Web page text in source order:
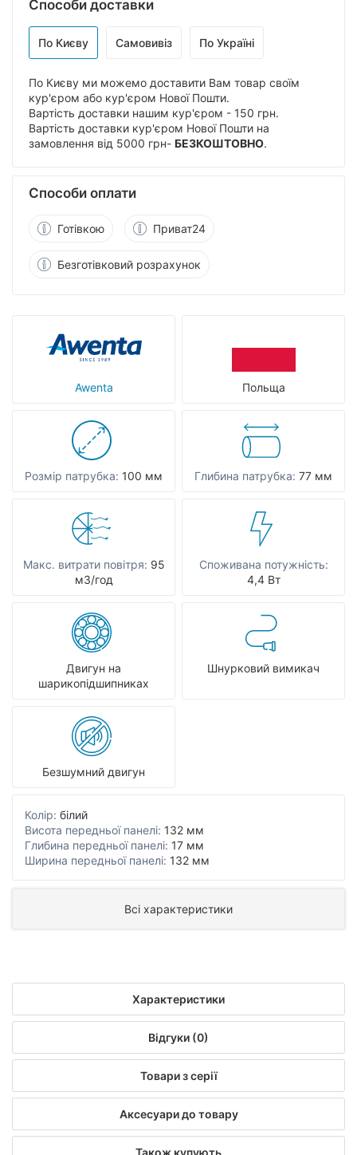
Awenta Польща
Розмір патрубка: 100 мм Глибина патрубка: 77 мм
Макс. витрати повітря: 95
мЗ/год
Споживана потужність:
4,4 Вт
Двигун на
шарикопідшипниках
Шнурковий вимикач
Безшумний двигун
Колір: білий
Висота передньої панелі: 132 мм
Глибина передньої панелі: 17 мм
Ширина передньої панелі: 132 мм
Всі характеристики
Способи доставки
По Києву Самовивіз По Україні
По Києву ми можемо доставити Вам товар своїм
кур'єром або кур'єром Нової Пошти.
Вартість доставки нашим кур'єром - 150 грн.
Вартість доставки кур'єром Нової Пошти на
замовлення від 5000 грн- БЕЗКОШТОВНО.
Способи оплати
Готівкою Приват24
Безготівковий розрахунок
Характеристики
Відгуки (0)
Товари з серії
Аксесуари до товару
Також купують